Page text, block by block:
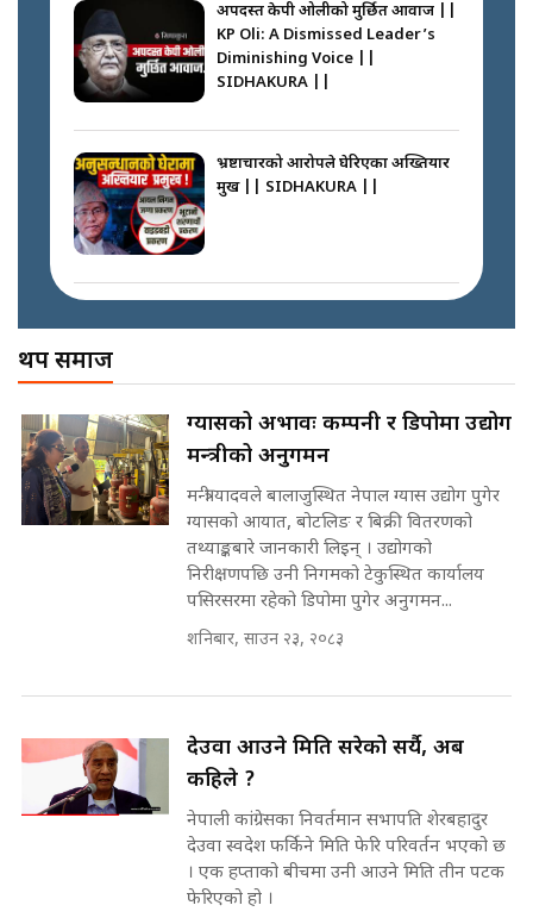
कस्तो छ नागढुङ्गा सुरुङमार्ग ? ||
SIDHAKURA ||
|| Court Grievances Directly to
the Supreme Court ||
SIDHAKURA
इनड्राइभ || SIDHAKURA ||
राष्ट्रिय सवालमा ९ दल एकजुट ||
Prachanda, Rabi, Gagan Stand
on the Same Page ||
SIDHAKURA ||
सहकारी पीडितसँग मन्त्री प्रतिभा रावलले
भनिन्–साथ दिनुहोस्, दबाब होइन ||
Sidhakura || Pratibha Rawal
Waterfall of Rasuwa ||
SIDHAKURA ||
कहिले बन्ला चक्रपथ ? विस्तार कार्यमा
किन भइरहेछ ढिलाइ ?The Ring Road
अपदस्त केपी ओलीको मुर्छित आवाज ||
KP Oli: A Dismissed Leader’s
Diminishing Voice ||
SIDHAKURA ||
भ्रष्टाचारको आरोपले घेरिएका अख्तियार
प्रमुख || SIDHAKURA ||
SIDHAKURA
पोप्पोको पासोः कमाउने लोभमा घरबार नै
उठिबास | The Dark Side of
'Poppo Live'-SIDHAKURA
INVESTIGATION
घुसको डिल || Raj Kumar Gupta ||
घुसको डिल गर्ने मन्त्रीकाे राजिनामा,
SIDHAKURA ||
थप समाज
ग्यासको अभावः कम्पनी र डिपोमा उद्योग
मन्त्रीको अनुगमन
मन्त्री यादवले बालाजुस्थित नेपाल ग्यास उद्योग पुगेर
ग्यासको आयात, बोटलिङ र बिक्री वितरणको
तथ्याङ्कबारे जानकारी लिइन् । उद्योगको
निरीक्षणपछि उनी निगमको टेकुस्थित कार्यालय
पसिरसरमा रहेको डिपोमा पुगेर अनुगमन...
शनिबार, साउन २३, २०८३
देउवा आउने मिति सरेको सर्यै, अब
कहिले ?
नेपाली कांग्रेसका निवर्तमान सभापति शेरबहादुर
देउवा स्वदेश फर्किने मिति फेरि परिवर्तन भएको छ
। एक हप्ताको बीचमा उनी आउने मिति तीन पटक
फेरिएको हो ।